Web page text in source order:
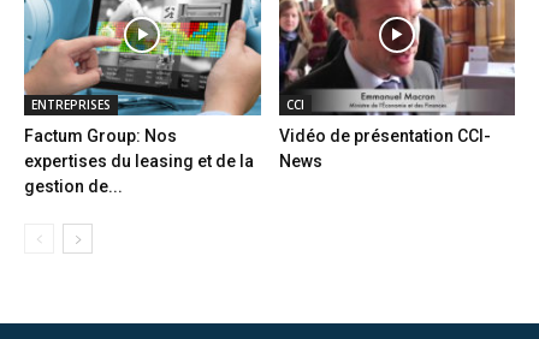
ENTREPRISES
Factum Group: Nos
expertises du leasing et de la
gestion de...
CCI
Vidéo de présentation CCI-
News